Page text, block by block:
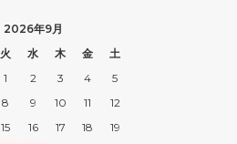
2026年9月
火 水 木 金
土
1
2 3 4
5
8 9 10 11
12
15 16 17 18
19